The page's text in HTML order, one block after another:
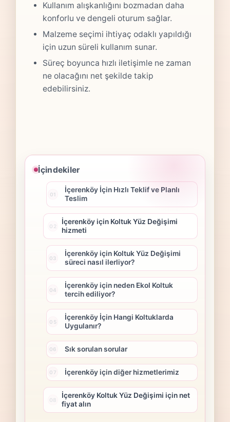
Kullanım alışkanlığını bozmadan daha
konforlu ve dengeli oturum sağlar.
Malzeme seçimi ihtiyaç odaklı yapıldığı
için uzun süreli kullanım sunar.
Süreç boyunca hızlı iletişimle ne zaman
ne olacağını net şekilde takip
edebilirsiniz.
İçindekiler
İçerenköy İçin Hızlı Teklif ve Planlı
Teslim
İçerenköy için Koltuk Yüz Değişimi
hizmeti
İçerenköy için Koltuk Yüz Değişimi
süreci nasıl ilerliyor?
İçerenköy için neden Ekol Koltuk
tercih ediliyor?
İçerenköy İçin Hangi Koltuklarda
Uygulanır?
Sık sorulan sorular
İçerenköy için diğer hizmetlerimiz
İçerenköy Koltuk Yüz Değişimi için net
fiyat alın